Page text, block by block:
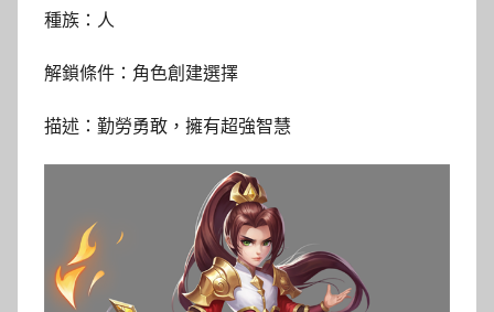
種族：人
解鎖條件：角色創建選擇
描述：勤勞勇敢，擁有超強智慧